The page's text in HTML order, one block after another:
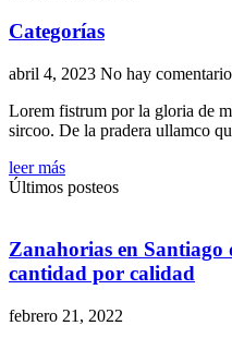
Categorías
abril 4, 2023 No hay
Lorem fistrum por la gloria de
sircoo. De la pradera ullamco
leer más
Últimos posteos
Zanahorias en
cantidad por calidad
febrero 21, 2022